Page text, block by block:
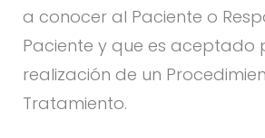
a conocer al Paciente o
Paciente y que es aceptado
realización de un
Tratamiento.